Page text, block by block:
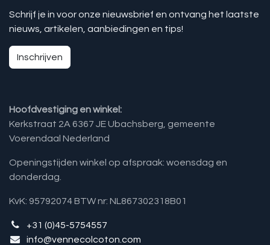
Schrijf je in voor onze nieuwsbrief en ontvang het laatste
nieuws, artikelen, aanbiedingen en tips!
Inschrijven
Hoofdvestiging en winkel:
Kerkstraat 2A 6367 JE Ubachsberg, gemeente
Voerendaal Nederland
Openingstijden winkel op afspraak: woensdag en
donderdag.
KvK: 95792074 BTW nr: NL867302318B01
+31 (0)45-5754557
info@vennecolcoton.com